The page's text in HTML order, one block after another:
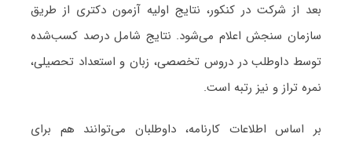
بعد از شرکت در کنکور، نتایج اولیه آزمون دکتری از طریق
سازمان سنجش اعلام می‌شود. نتایج شامل درصد کسب‌شده
توسط داوطلب در دروس تخصصی، زبان و استعداد تحصیلی،
نمره تراز و نیز رتبه است.
بر اساس اطلاعات کارنامه، داوطلبان می‌توانند هم برای